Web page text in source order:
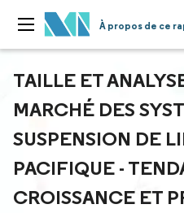
À propos de ce
TAILLE ET
MARCHÉ DES
SUSPENSION DE
PACIFIQUE -
CROISSANCE ET